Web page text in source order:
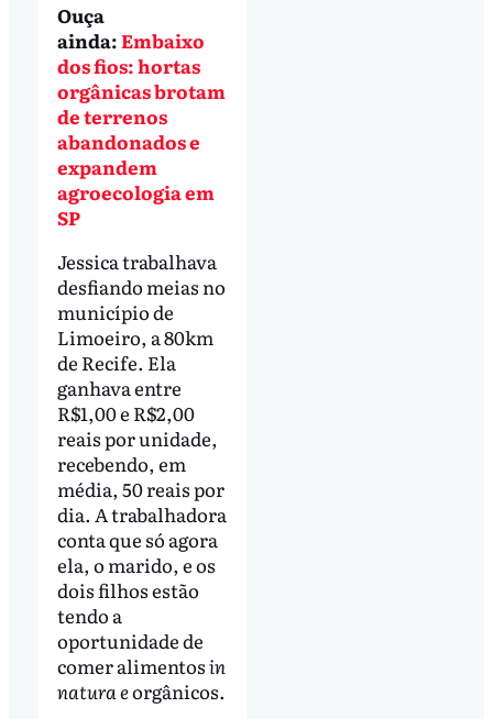
Ouça
ainda:Embaixo
dos fios: hortas
orgânicas brotam
de terrenos
abandonados e
expandem
agroecologia em
SP
Jessica trabalhava
desfiando meias no
município de
Limoeiro, a 80km
de Recife. Ela
ganhava entre
R$1,00 e R$2,00
reais por unidade,
recebendo, em
média, 50 reais por
dia. A trabalhadora
conta que só agora
ela, o marido, e os
dois filhos estão
tendo a
oportunidade de
comer alimentosin
natura eorgânicos.